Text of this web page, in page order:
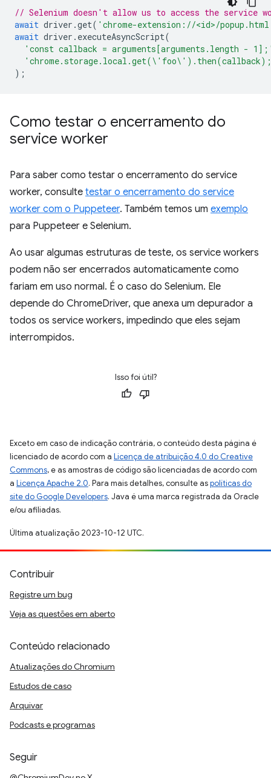
// Selenium doesn't allow us to access the service
await driver .get( 'chrome-extension://<id>/
await driver . executeAsyncScript(
'const callback = arguments[arguments.length -
);
Como testar o encerramento do
service worker
Para saber como testar o encerramento do service
worker, consulte testar o encerramento do service
worker com o Puppeteer. Também temos um exemplo
para Puppeteer e Selenium.
Ao usar algumas estruturas de teste, os service workers
podem não ser encerrados automaticamente como
fariam em uso normal. É o caso do Selenium. Ele
depende do ChromeDriver, que anexa um depurador a
todos os service workers, impedindo que eles sejam
interrompidos.
Isso foi útil?
Exceto em caso de indicação contrária, o conteúdo desta página é
licenciado de acordo com a Licença de atribuição 4.0 do Creative
Commons, e as amostras de código são licenciadas de acordo com
a Licença Apache 2.0. Para mais detalhes, consulte aspolíticas do
site do Google Developers. Java é uma marca registrada da Oracle
e/ou afiliadas.
Última atualização 2023-10-12 UTC.
Contribuir
Registre um bug
Veja as questões em aberto
Conteúdo relacionado
Atualizações do Chromium
Estudos de caso
Arquivar
Podcasts e programas
Seguir